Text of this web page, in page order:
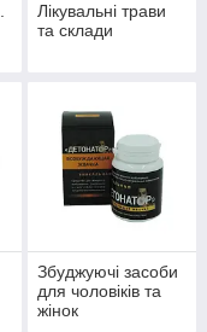
Лікувальні трави
та склади
Збуджуючі засоби
для чоловіків та
жінок